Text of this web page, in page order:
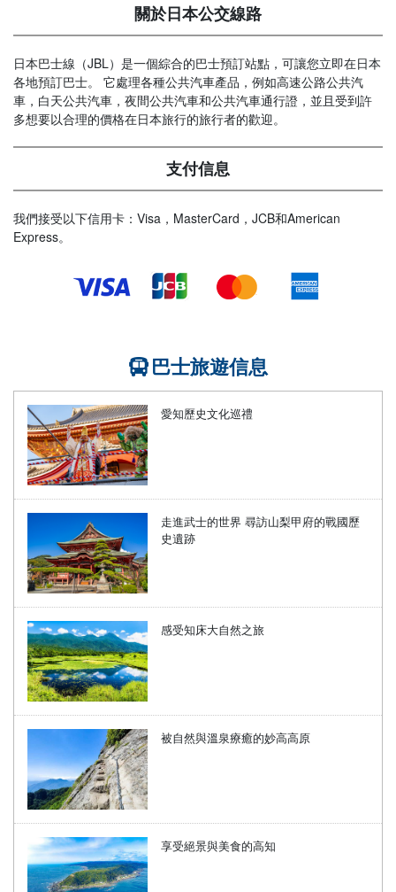
關於日本公交線路
日本巴士線（JBL）是一個綜合的巴士預訂站點，可讓您立即在日本
各地預訂巴士。 它處理各種公共汽車產品，例如高速公路公共汽
車，白天公共汽車，夜間公共汽車和公共汽車通行證，並且受到許
多想要以合理的價格在日本旅行的旅行者的歡迎。
支付信息
我們接受以下信用卡：Visa，MasterCard，JCB和American
Express。
巴士旅遊信息
愛知歷史文化巡禮
走進武士的世界 尋訪山梨甲府的戰國歷
史遺跡
感受知床大自然之旅
被自然與溫泉療癒的妙高高原
享受絕景與美食的高知